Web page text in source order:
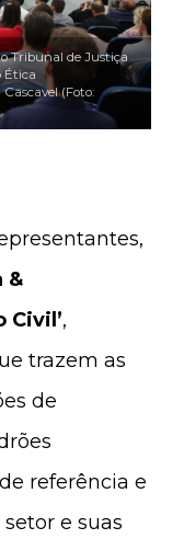
Tribunal de Justiça
Ética
(Foto:
&
Civil’,
trazem as
de
referência e
e suas